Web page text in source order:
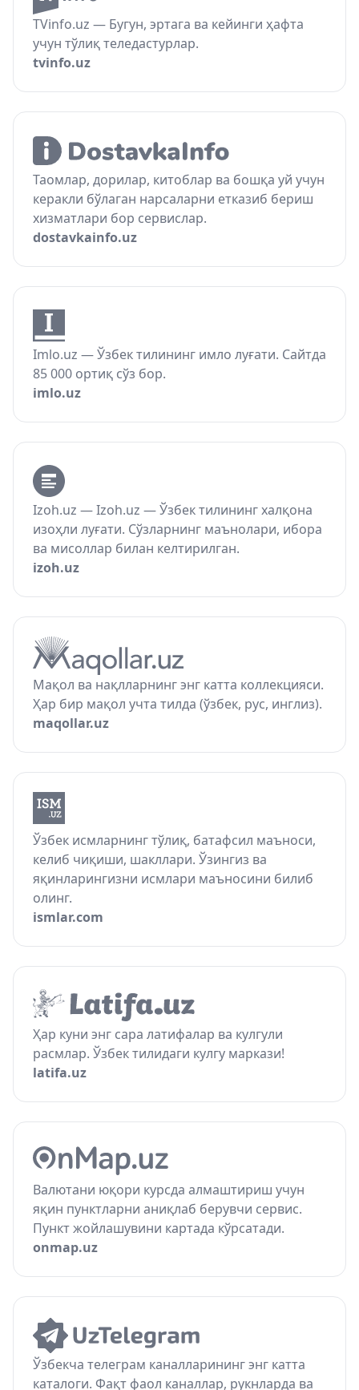
TVinfo.uz — Бугун, эртага ва кейинги ҳафта
учун тўлиқ теледастурлар.
tvinfo.uz
Таомлар, дорилар, китоблар ва бошқа уй учун
керакли бўлаган нарсаларни етказиб бериш
хизматлари бор сервислар.
dostavkainfo.uz
Imlo.uz — Ўзбек тилининг имло луғати. Сайтда
85 000 ортиқ сўз бор.
imlo.uz
Izoh.uz — Izoh.uz — Ўзбек тилининг халқона
изоҳли луғати. Сўзларнинг маънолари, ибора
ва мисоллар билан келтирилган.
izoh.uz
Мақол ва нақлларнинг энг катта коллекцияси.
Ҳар бир мақол учта тилда (ўзбек, рус, инглиз).
maqollar.uz
Ўзбек исмларнинг тўлиқ, батафсил маъноси,
келиб чиқиши, шакллари. Ўзингиз ва
яқинларингизни исмлари маъносини билиб
олинг.
ismlar.com
Ҳар куни энг сара латифалар ва кулгули
расмлар. Ўзбек тилидаги кулгу маркази!
latifa.uz
Валютани юқори курсда алмаштириш учун
яқин пунктларни аниқлаб берувчи сервис.
Пункт жойлашувини картада кўрсатади.
onmap.uz
Ўзбекча телеграм каналларининг энг катта
каталоги. Фақт фаол каналлар, рукнларда ва